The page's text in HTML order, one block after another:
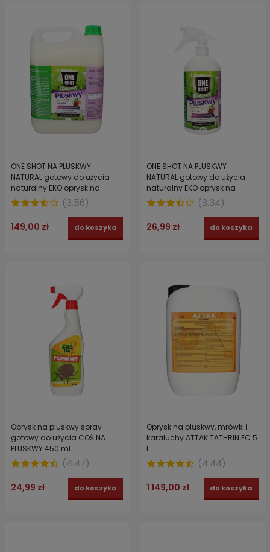
ONE SHOT NA PLUSKWY
NATURAL gotowy do użycia
naturalny EKO oprysk na
PLUSKWY 5 L
(3.56)
149,00 zł do koszyka
ONE SHOT NA PLUSKWY
NATURAL gotowy do użycia
naturalny EKO oprysk na
PLUSKWY 500 ML
(3.34)
26,99 zł do koszyka
Oprysk na pluskwy spray
gotowy do użycia COŚ NA
PLUSKWY 450 ml
(4.47)
24,99 zł do koszyka
Oprysk na pluskwy, mrówki i
karaluchy ATTAK TATHRIN EC 5
L
(4.44)
1 149,00 zł do koszyka